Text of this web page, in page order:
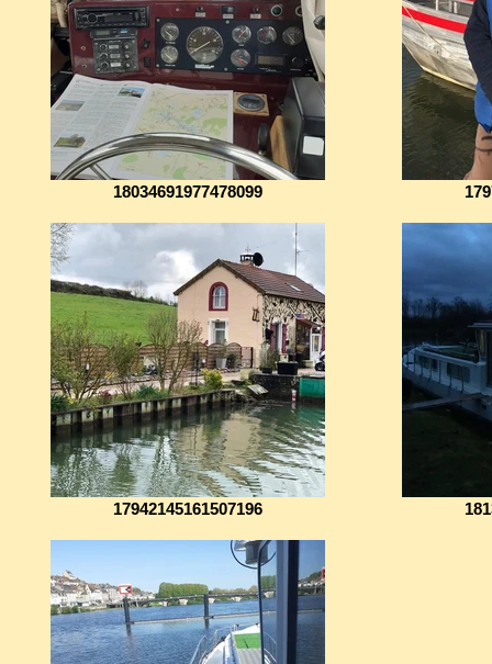
18034691977478099
17942145161507196